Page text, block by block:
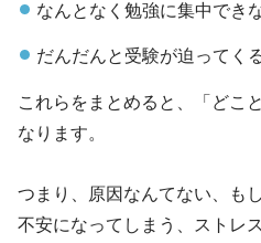
なんとなく勉強に集中でき
だんだんと受験が迫ってく
これらをまとめると、「どこ
なります。
つまり、原因なんてない、も
不安になってしまう、ストレ